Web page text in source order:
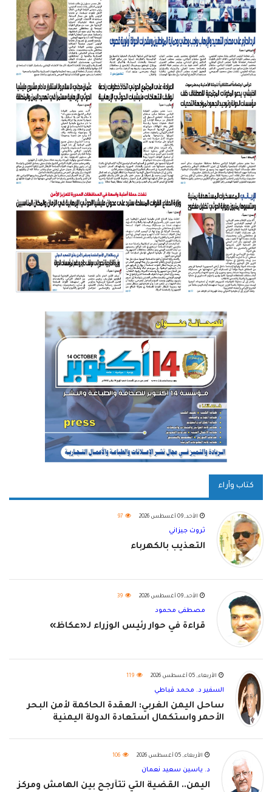
كتاب وآراء
الأحد, 09 أغسطس 2026 97
ثروت جيزاني
التعذيب بالكهرباء
الأحد, 09 أغسطس 2026 39
مصطفى محمود
قراءة في حوار رئيس الوزراء لـ«عكاظ»
الأربعاء, 05 أغسطس 2026 119
السفير د. محمد قباطي
ساحل اليمن الغربي: العقدة الحاكمة لأمن البحر
الأحمر واستكمال استعادة الدولة اليمنية
الأربعاء, 05 أغسطس 2026 106
د. ياسين سعيد نعمان
اليمن.. القضية التي تتأرجح بين الهامش ومركز